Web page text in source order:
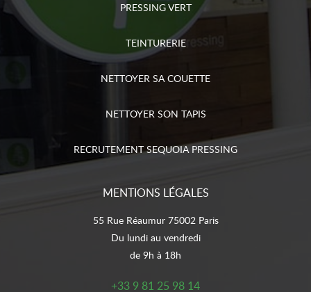
PRESSING VERT
TEINTURERIE
NETTOYER SA COUETTE
NETTOYER SON TAPIS
RECRUTEMENT SEQUOIA PRESSING
MENTIONS LÉGALES
55 Rue Réaumur 75002 Paris
Du lundi au vendredi
de 9h à 18h
+33 9 81 25 98 14